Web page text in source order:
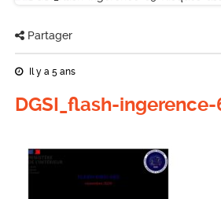
Partager
Il y a 5 ans
DGSI_flash-